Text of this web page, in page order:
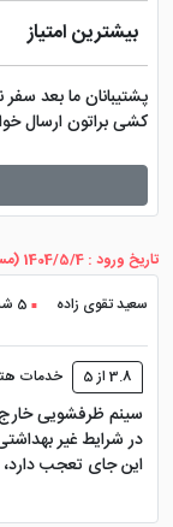
بیشترین امتیاز
پشتیبانان ما بعد
کشی براتون ارسال
تاریخ ورود : 1404/5/4 (مسافر مقیم)
سعید تقوی زاده
5 شب
3.8 از 5 خدمات
سینم ظرفشویی خارج
در شرایط غیر
این جای تعجب دارد،